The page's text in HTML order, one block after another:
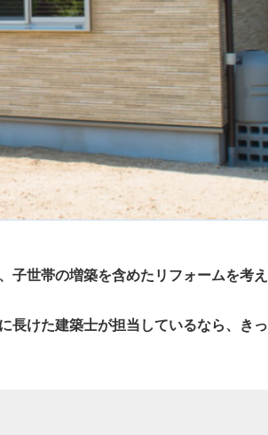
子世帯の増築を含めたリフォームを考え
長けた建築士が担当しているなら、きっ